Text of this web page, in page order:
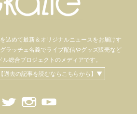
込めて最新＆オリジナルニュースをお届けす
グラッチェ名義でライブ配信やグッズ販売など
ル総合プロジェクトのメディアです。
過去の記事を読むならこちらから】▼